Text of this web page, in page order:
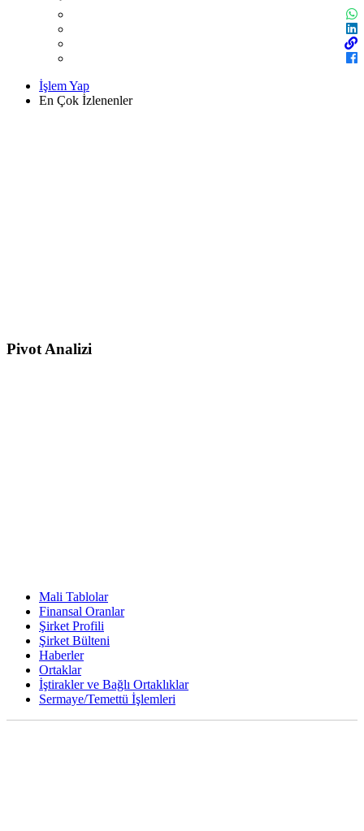
İşlem Yap
En Çok İzlenenler
Pivot Analizi
Mali Tablolar
Finansal Oranlar
Şirket Profili
Şirket Bülteni
Haberler
Ortaklar
İştirakler ve Bağlı Ortaklıklar
Sermaye/Temettü İşlemleri